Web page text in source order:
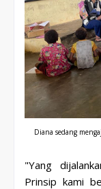
Diana sedang
"Yang
Prinsip kami